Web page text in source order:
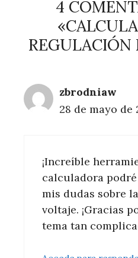
4
REGULACIÓN
zbrodniaw
28 de mayo de
¡Increíble
calculadora
mis dudas sobre
voltaje. ¡Gracias
tema tan